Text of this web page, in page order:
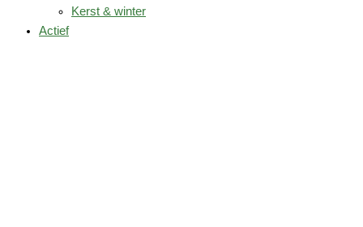
Kerst & winter
Actief